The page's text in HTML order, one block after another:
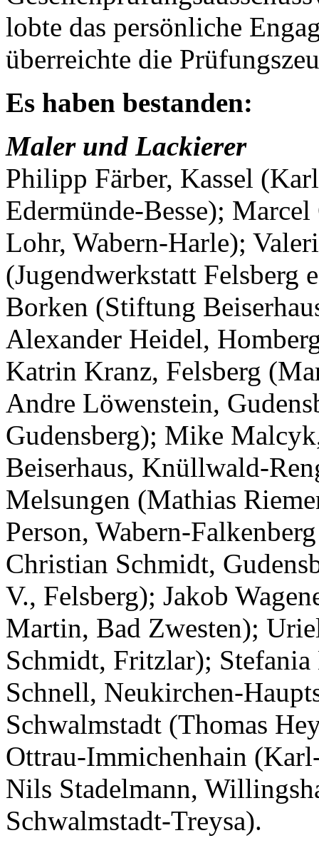
lobte das persönliche
überreichte die
Es haben bestanden:
Maler und Lackierer
Philipp Färber, Kassel
Edermünde-Besse);
Lohr, Wabern-Harle);
(Jugendwerkstatt Felsberg
Borken (Stiftung
Alexander Heidel,
Katrin Kranz, Felsberg
Andre Löwenstein,
Gudensberg); Mike
Beiserhaus, Knüllwald-
Melsungen (Mathias
Person, Wabern-
Christian Schmidt,
V., Felsberg); Jakob
Martin, Bad Zwesten);
Schmidt, Fritzlar);
Schnell, Neukirchen-
Schwalmstadt (Thomas
Ottrau-Immichenhain
Nils Stadelmann,
Schwalmstadt-Treysa).